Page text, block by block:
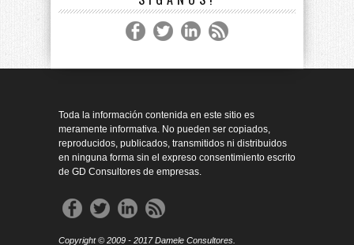
Toda la información contenida en este sitio es
meramente informativa. No pueden ser copiados,
reproducidos, publicados, transmitidos ni distribuidos
en ninguna forma sin el expreso consentimiento escrito
de GD Consultores de empresas.
Copyright © 2009 - 2017 Damele Consultores.